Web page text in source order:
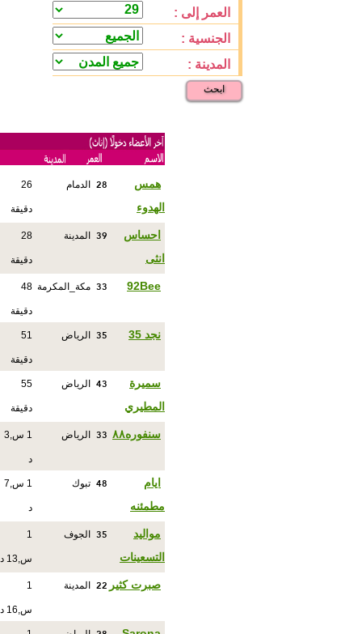
العمر إلى :
الجنسية :
المدينة :
ابحث
همس
الهدوء
28 الدمام 26
دقيقة
احساس
انثى
39 المدينة 28
دقيقة
92Bee
33 مكة_المكرمة 48
دقيقة
نجد 35 35 الرياض 51
دقيقة
سميرة
المطيري
43 الرياض 55
دقيقة
سنفوره٨٨ 33 الرياض 1 س,3
د
ايام
مطمئنه
48 تبوك 1 س,7
د
مواليد
التسعينات
35 الجوف 1
س,13 د
صبرت كثير 22 المدينة 1
س,16 د